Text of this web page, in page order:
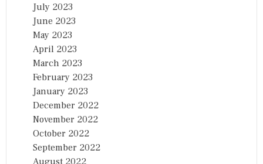
July 2023
June 2023
May 2023
April 2023
March 2023
February 2023
January 2023
December 2022
November 2022
October 2022
September 2022
August 2022